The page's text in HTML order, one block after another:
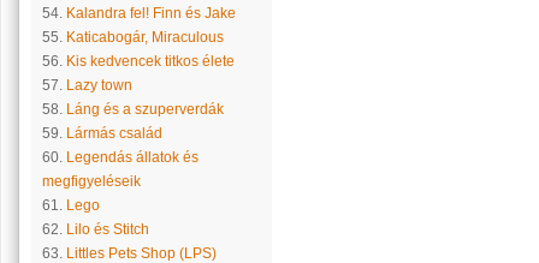
54. Kalandra fel! Finn és Jake
55. Katicabogár, Miraculous
56. Kis kedvencek titkos élete
57. Lazy town
58. Láng és a szuperverdák
59. Lármás család
60. Legendás állatok és
megfigyeléseik
61. Lego
62. Lilo és Stitch
63. Littles Pets Shop (LPS)